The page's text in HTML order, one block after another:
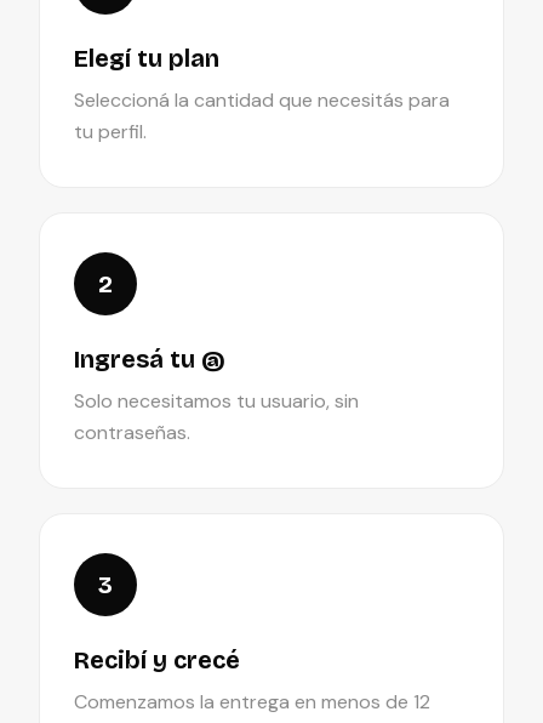
Elegí tu plan
Seleccioná la cantidad que necesitás para
tu perfil.
2
Ingresá tu @
Solo necesitamos tu usuario, sin
contraseñas.
3
Recibí y crecé
Comenzamos la entrega en menos de 12